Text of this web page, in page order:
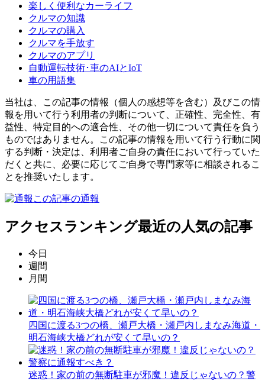
楽しく便利なカーライフ
クルマの知識
クルマの購入
クルマを手放す
クルマのアプリ
自動運転技術･車のAIとIoT
車の用語集
当社は、この記事の情報（個人の感想等を含む）及びこの情
報を用いて行う利用者の判断について、正確性、完全性、有
益性、特定目的への適合性、その他一切について責任を負う
ものではありません。この記事の情報を用いて行う行動に関
する判断・決定は、利用者ご自身の責任において行っていた
だくと共に、必要に応じてご自身で専門家等に相談されるこ
とを推奨いたします。
この記事の通報
アクセスランキング最近の人気の記事
今日
週間
月間
四国に渡る3つの橋、瀬戸大橋・瀬戸内しまなみ海道・
明石海峡大橋どれが安くて早いの？
迷惑！家の前の無断駐車が邪魔！違反じゃないの？警